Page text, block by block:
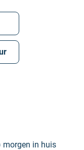
morgen in huis